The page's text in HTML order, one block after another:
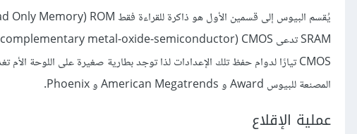
المصنعة للبيوس Award و American Megatrends و Phoenix.
عملية الإقلاع